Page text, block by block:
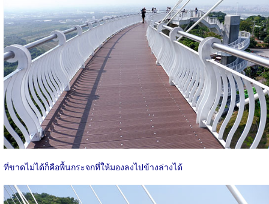
ที่ขาดไม่ได้ก็คือพื้นกระจกที่ให้มองลงไปข้างล่างได้